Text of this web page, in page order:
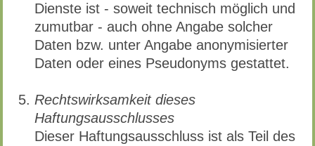
Dienste ist - soweit technisch möglich und
zumutbar - auch ohne Angabe solcher
Daten bzw. unter Angabe anonymisierter
Daten oder eines Pseudonyms gestattet.
Rechtswirksamkeit dieses
Haftungsausschlusses
Dieser Haftungsausschluss ist als Teil des